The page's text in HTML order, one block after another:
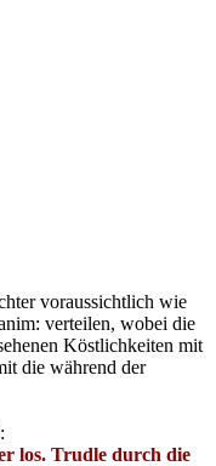
voraussichtlich wie
verteilen, wobei die
Köstlichkeiten mit
die während der
los. Trudle durch die